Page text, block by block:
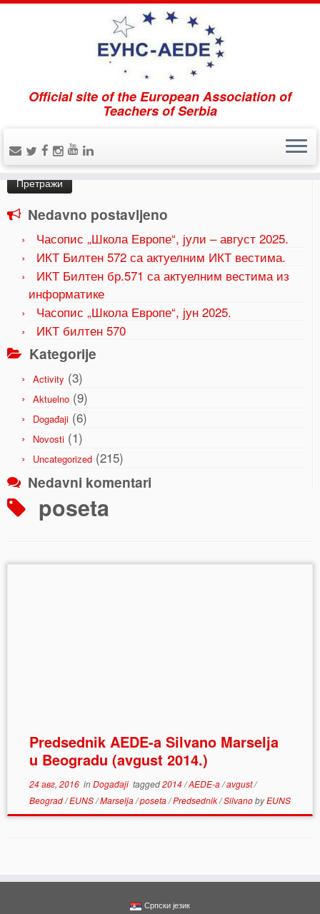
Official site of the European Association of
Teachers of Serbia
Home » poseta
Претрага
за:
Nedavno postavljeno
Часопис „Школа Европе“, јули – август 2025.
ИКТ Билтен 572 са актуелним ИКТ вестима.
ИКТ Билтен бр.571 са актуелним вестима из
информатике
Часопис „Школа Европе“, јун 2025.
ИКТ билтен 570
Kategorije
Activity (3)
Aktuelno (9)
Događaji (6)
Novosti (1)
Uncategorized (215)
Nedavni komentari
poseta
Predsednik AEDE-a Silvano Marselja
u Beogradu (avgust 2014.)
24 авг, 2016inDogađaji tagged2014/AEDE-a/avgust/
Beograd/EUNS/Marselja/poseta/Predsednik/SilvanobyEUNS
Српски језик